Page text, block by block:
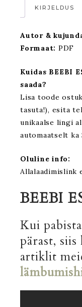
KIRJELDUS
Autor &
Formaat: PDF
Kuidas BEEBI
saada?
Lisa toode
tasuta!), esita
unikaalse lingi
automaatselt ka
Oluline info:
Allalaadimislink
BEEBI
Kui
pärast, siis
artiklit